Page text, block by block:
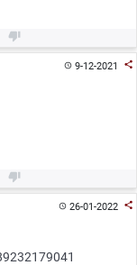

9-12-2021 

26-01-2022 